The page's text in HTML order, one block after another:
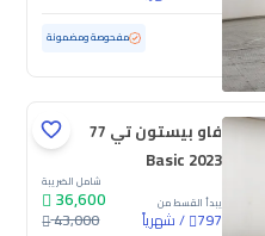
مفحوصة ومضمونة
فاو بيستون تي 77
Basic 2023
يبدأ القسط من
797
/شهرياً
شامل الضريبة
36,600
43,000